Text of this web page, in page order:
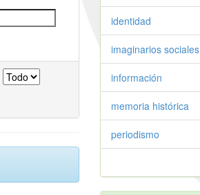
identidad
imaginarios sociales
información
memoria histórica
periodismo